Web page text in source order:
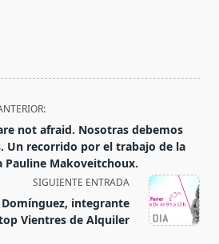
not afraid. Nosotras debemos
Un recorrido por el trabajo de la
Pauline Makoveitchoux.
SIGUIENTE ENTRADA
Domínguez, integrante
Vientres de Alquiler